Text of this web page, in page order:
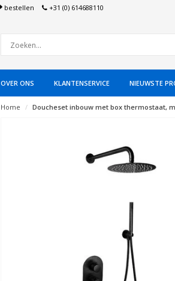
bestellen +31 (0) 614688110
OVER ONS KLANTENSERVICE NIEUWSTE
Home Doucheset inbouw met box thermostaat,